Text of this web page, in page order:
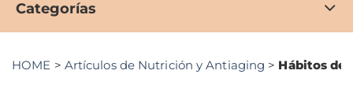
Categorías
HOME > Artículos de Nutrición y Antiaging > Hábitos de